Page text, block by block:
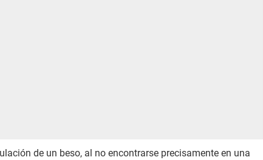
de un beso, al no encontrarse precisamente en una